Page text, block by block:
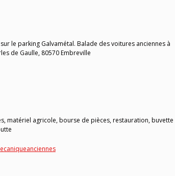
le parking Galvamétal. Balade des voitures anciennes à
de Gaulle, 80570 Embreville
matériel agricole, bourse de pièces, restauration, buvette